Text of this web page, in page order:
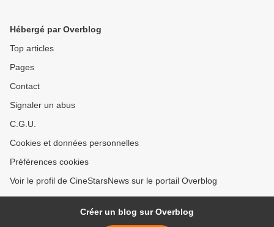
Hébergé par Overblog
Top articles
Pages
Contact
Signaler un abus
C.G.U.
Cookies et données personnelles
Préférences cookies
Voir le profil de CineStarsNews sur le portail Overblog
Créer un blog sur Overblog